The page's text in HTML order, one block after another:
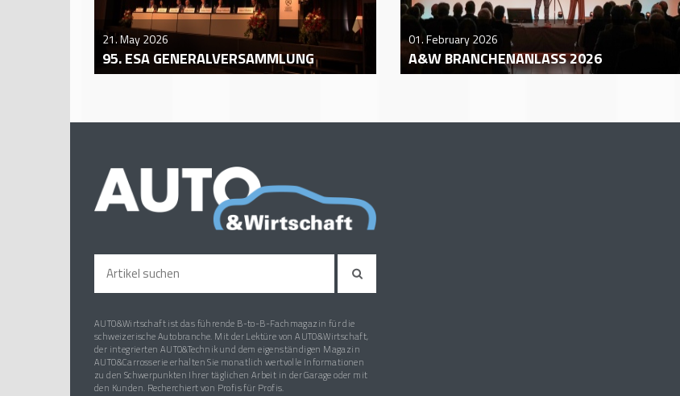
21. May 2026
95. ESA GENERALVERSAMMLUNG
01. February 2026
A&W BRANCHENANLASS 2026
AUTO&Wirtschaft ist das führende B-to-B-Fachmagazin für die
schweizerische Autobranche. Mit der Lektüre von AUTO&Wirtschaft,
der integrierten AUTO&Technik und dem eigenständigen Magazin
AUTO&Carrosserie erhalten Sie monatlich wertvolle Informationen
zu den Schwerpunkten Ihrer täglichen Arbeit in der Garage oder mit
den Kunden. Recherchiert von Profis für Profis.